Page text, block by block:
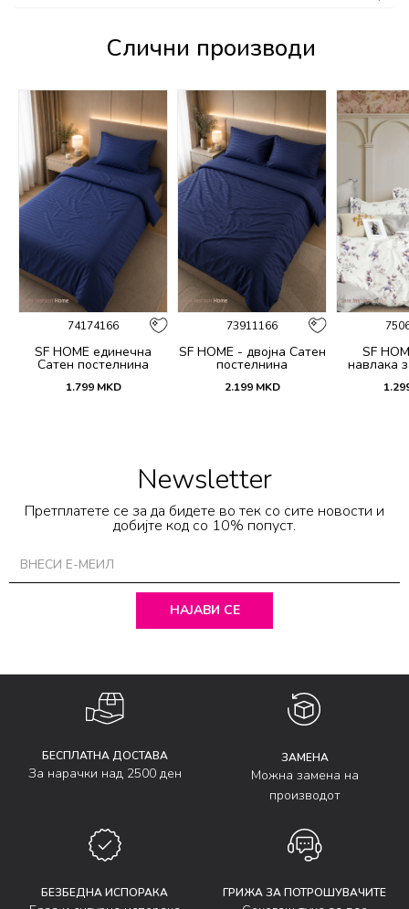
Слични производи
74174166
SF HOME единечна
Сатен постелнина
1.799 MKD
73911166
SF HOME - двојна Сатен
постелнина
2.199 MKD
SF
навлака
Newsletter
Претплатете се за да бидете во тек со сите новости и
добијте код со 10% попуст.
НАЈАВИ СЕ
БЕСПЛАТНА ДОСТАВА
За нарачки над 2500 ден
ЗАМЕНА
Можна замена на
производот
БЕЗБЕДНА ИСПОРАКА ГРИЖА ЗА ПОТРОШУВАЧИТЕ